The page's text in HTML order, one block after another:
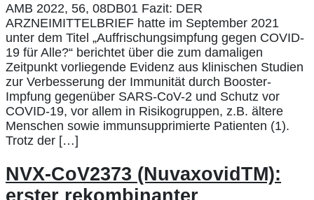
AMB 2022, 56, 08DB01 Fazit: DER
ARZNEIMITTELBRIEF hatte im September 2021
unter dem Titel „Auffrischungsimpfung gegen COVID-
19 für Alle?“ berichtet über die zum damaligen
Zeitpunkt vorliegende Evidenz aus klinischen Studien
zur Verbesserung der Immunität durch Booster-
Impfung gegenüber SARS-CoV-2 und Schutz vor
COVID-19, vor allem in Risikogruppen, z.B. ältere
Menschen sowie immunsupprimierte Patienten (1).
Trotz der […]
NVX-CoV2373 (NuvaxovidTM):
erster rekombinanter